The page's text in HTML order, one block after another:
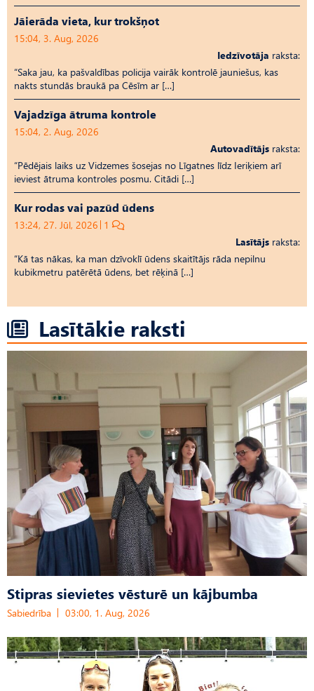
Jāierāda vieta, kur trokšņot
15:04, 3. Aug, 2026
Iedzīvotāja raksta:
“Saka jau, ka pašvaldības policija vairāk kontrolē jauniešus, kas
nakts stundās braukā pa Cēsīm ar […]
Vajadzīga ātruma kontrole
15:04, 2. Aug, 2026
Autovadītājs raksta:
“Pēdējais laiks uz Vid­ze­mes šosejas no Līgatnes līdz Ieriķiem arī
ieviest ātruma kontroles posmu. Citādi […]
Kur rodas vai pazūd ūdens
13:24, 27. Jūl, 2026 1
Lasītājs raksta:
“Kā tas nākas, ka man dzīvoklī ūdens skaitītājs rāda nepilnu
kubikmetru patērētā ūdens, bet rēķinā […]
Lasītākie raksti
Stipras sievietes vēsturē un kājbumba
Sabiedrība 03:00, 1. Aug, 2026